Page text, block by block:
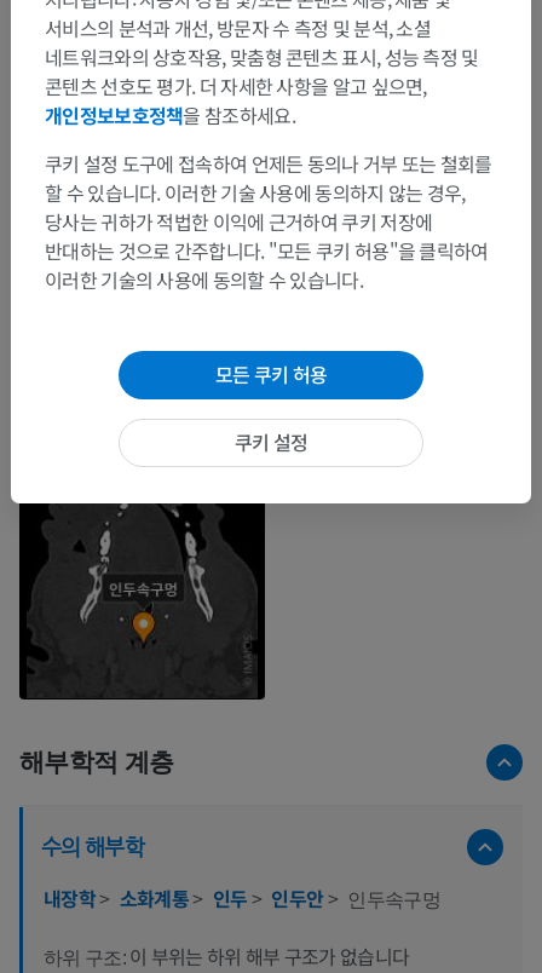
해부학적 계층
수의 해부학
내장학> 소화계통> 인두> 인두안> 인두속구멍
하위 구조: 이 부위는 하위 해부 구조가 없습니다
서비스의 분석과 개선, 방문자 수 측정 및 분석, 소셜
네트워크와의 상호작용, 맞춤형 콘텐츠 표시, 성능 측정 및
콘텐츠 선호도 평가. 더 자세한 사항을 알고 싶으면,
개인정보보호정책을 참조하세요.
쿠키 설정 도구에 접속하여 언제든 동의나 거부 또는 철회를
할 수 있습니다. 이러한 기술 사용에 동의하지 않는 경우,
당사는 귀하가 적법한 이익에 근거하여 쿠키 저장에
반대하는 것으로 간주합니다. "모든 쿠키 허용"을 클릭하여
이러한 기술의 사용에 동의할 수 있습니다.
모든 쿠키 허용
쿠키 설정